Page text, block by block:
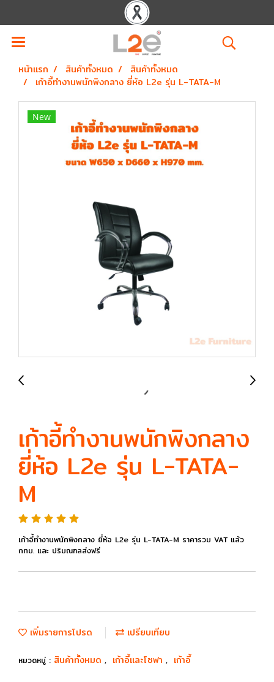
หน้าแรก สินค้าทั้งหมด
สินค้าทั้งหมด
เก้าอี้ทำงานพนักพิงกลาง ยี่ห้อ L2e รุ่น L-TATA-M
New
เก้าอี้ทำงานพนักพิงกลาง
ยี่ห้อ L2e รุ่น L-TATA-
M
เก้าอี้ทำงานพนักพิงกลาง ยี่ห้อ L2e รุ่น L-TATA-M ราคารวม VAT แล้ว
กทม. และ ปริมณฑลส่งฟรี
เพิ่มรายการโปรด เปรียบเทียบ
หมวดหมู่ : สินค้าทั้งหมด , เก้าอี้และโซฟา , เก้าอี้